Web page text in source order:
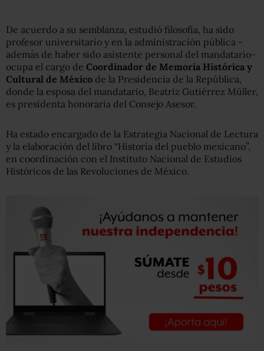
De acuerdo a su semblanza, estudió filosofía, ha sido
profesor universitario y en la administración pública -
además de haber sido asistente personal del mandatario-
ocupa el cargo de Coordinador de Memoria Histórica y
Cultural de México de la Presidencia de la República,
donde la esposa del mandatario, Beatriz Gutiérrez Müller,
es presidenta honoraria del Consejo Asesor.
Ha estado encargado de la Estrategia Nacional de Lectura
y la elaboración del libro “Historia del pueblo mexicano”,
en coordinación con el Instituto Nacional de Estudios
Históricos de las Revoluciones de México.